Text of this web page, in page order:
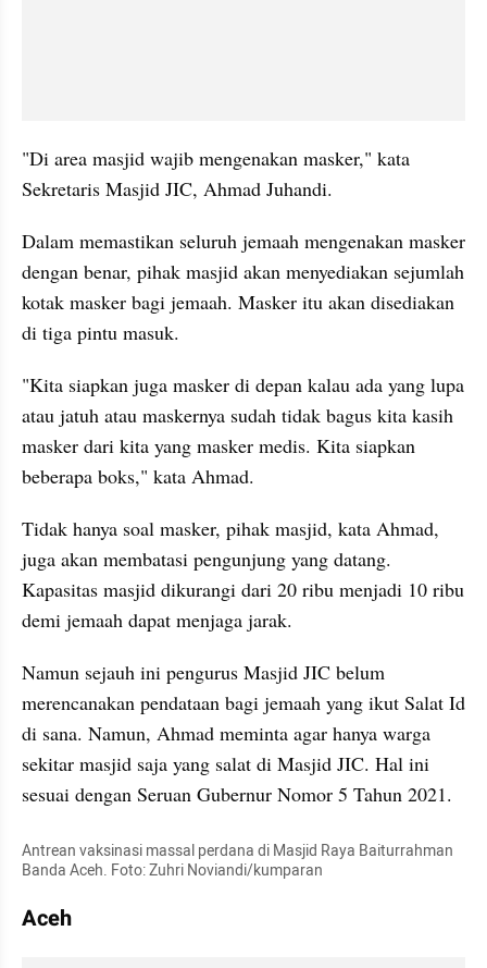
"Di area masjid wajib mengenakan masker," kata
Sekretaris Masjid JIC, Ahmad Juhandi.
Dalam memastikan seluruh jemaah mengenakan masker
dengan benar, pihak masjid akan menyediakan sejumlah
kotak masker bagi jemaah. Masker itu akan disediakan
di tiga pintu masuk.
"Kita siapkan juga masker di depan kalau ada yang lupa
atau jatuh atau maskernya sudah tidak bagus kita kasih
masker dari kita yang masker medis. Kita siapkan
beberapa boks," kata Ahmad.
Tidak hanya soal masker, pihak masjid, kata Ahmad,
juga akan membatasi pengunjung yang datang.
Kapasitas masjid dikurangi dari 20 ribu menjadi 10 ribu
demi jemaah dapat menjaga jarak.
Namun sejauh ini pengurus Masjid JIC belum
merencanakan pendataan bagi jemaah yang ikut Salat Id
di sana. Namun, Ahmad meminta agar hanya warga
sekitar masjid saja yang salat di Masjid JIC. Hal ini
sesuai dengan Seruan Gubernur Nomor 5 Tahun 2021.
Antrean vaksinasi massal perdana di Masjid Raya Baiturrahman
Banda Aceh. Foto: Zuhri Noviandi/kumparan
Aceh